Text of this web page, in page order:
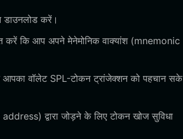
डाउनलोड करें।
कि आप अपने मेनेमोनिक वाक्यांश (mnemonic
आपका वॉलेट SPL-टोकन ट्रांजेक्शन को पहचान सके
द्वारा जोड़ने के लिए टोकन खोज सुविधा